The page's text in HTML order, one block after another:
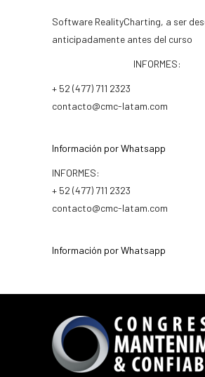
Software RealityCharting, a ser
anticipadamente antes del curso
INFORMES:
+ 52 (477) 711 2323
contacto@cmc-latam.com
Información por Whatsapp
INFORMES:
+ 52 (477) 711 2323
contacto@cmc-latam.com
Información por Whatsapp